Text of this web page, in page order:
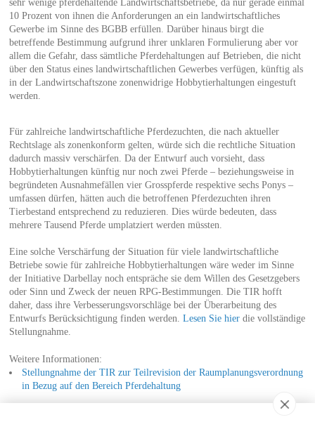
sehr wenige pferdehaltende Landwirtschaftsbetriebe, da nur gerade einmal
10 Prozent von ihnen die Anforderungen an ein landwirtschaftliches
Gewerbe im Sinne des BGBB erfüllen. Darüber hinaus birgt die
betreffende Bestimmung aufgrund ihrer unklaren Formulierung aber vor
allem die Gefahr, dass sämtliche Pferdehaltungen auf Betrieben, die nicht
über den Status eines landwirtschaftlichen Gewerbes verfügen, künftig als
in der Landwirtschaftszone zonenwidrige Hobbytierhaltungen eingestuft
werden.
Für zahlreiche landwirtschaftliche Pferdezuchten, die nach aktueller
Rechtslage als zonenkonform gelten, würde sich die rechtliche Situation
dadurch massiv verschärfen. Da der Entwurf auch vorsieht, dass
Hobbytierhaltungen künftig nur noch zwei Pferde – beziehungsweise in
begründeten Ausnahmefällen vier Grosspferde respektive sechs Ponys –
umfassen dürfen, hätten auch die betroffenen Pferdezuchten ihren
Tierbestand entsprechend zu reduzieren. Dies würde bedeuten, dass
mehrere Tausend Pferde umplatziert werden müssten.
Eine solche Verschärfung der Situation für viele landwirtschaftliche
Betriebe sowie für zahlreiche Hobbytierhaltungen wäre weder im Sinne
der Initiative Darbellay noch entspräche sie dem Willen des Gesetzgebers
oder Sinn und Zweck der neuen RPG-Bestimmungen. Die TIR hofft
daher, dass ihre Verbesserungsvorschläge bei der Überarbeitung des
Entwurfs Berücksichtigung finden werden. Lesen Sie hierdie vollständige
Stellungnahme.
Weitere Informationen:
Stellungnahme der TIR zur Teilrevision der Raumplanungsverordnung
in Bezug auf den Bereich Pferdehaltung